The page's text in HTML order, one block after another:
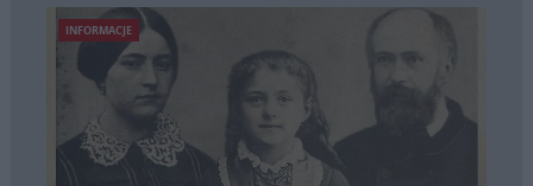
INFORMACJE